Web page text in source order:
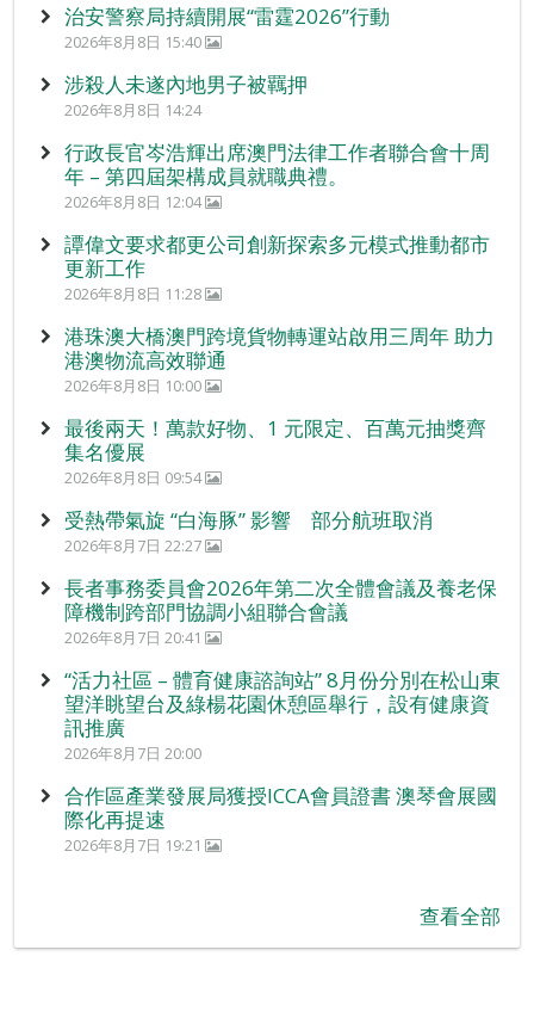
治安警察局持續開展“雷霆2026”行動
2026年8月8日 15:40
涉殺人未遂內地男子被羈押
2026年8月8日 14:24
行政長官岑浩輝出席澳門法律工作者聯合會十周
年 – 第四屆架構成員就職典禮。
2026年8月8日 12:04
譚偉文要求都更公司創新探索多元模式推動都市
更新工作
2026年8月8日 11:28
港珠澳大橋澳門跨境貨物轉運站啟用三周年 助力
港澳物流高效聯通
2026年8月8日 10:00
最後兩天！萬款好物、1 元限定、百萬元抽獎齊
集名優展
2026年8月8日 09:54
受熱帶氣旋 “白海豚” 影響 部分航班取消
2026年8月7日 22:27
長者事務委員會2026年第二次全體會議及養老保
障機制跨部門協調小組聯合會議
2026年8月7日 20:41
“活力社區 – 體育健康諮詢站” 8月份分別在松山東
望洋眺望台及綠楊花園休憩區舉行，設有健康資
訊推廣
2026年8月7日 20:00
合作區產業發展局獲授ICCA會員證書 澳琴會展國
際化再提速
2026年8月7日 19:21
查看全部